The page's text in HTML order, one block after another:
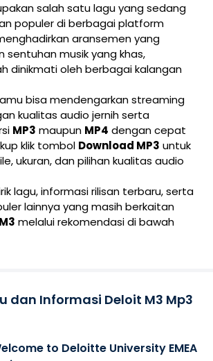
salah satu lagu yang sedang
populer di berbagai platform
aransemen yang
sentuhan musik yang khas,
dinikmati oleh berbagai kalangan
bisa mendengarkan streaming
kualitas audio jernih serta
MP3 maupun MP4 dengan cepat
klik tombol Download MP3 untuk
ukuran, dan pilihan kualitas audio
lagu, informasi rilisan terbaru, serta
lainnya yang masih berkaitan
melalui rekomendasi di bawah
dan Informasi Deloit M3 Mp3
to Deloitte University EMEA